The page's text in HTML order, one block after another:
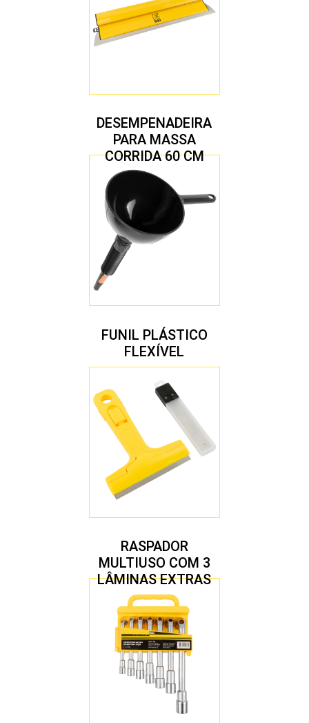
DESEMPENADEIRA
PARA MASSA
CORRIDA 60 CM
FUNIL PLÁSTICO
FLEXÍVEL
RASPADOR
MULTIUSO COM 3
LÂMINAS EXTRAS